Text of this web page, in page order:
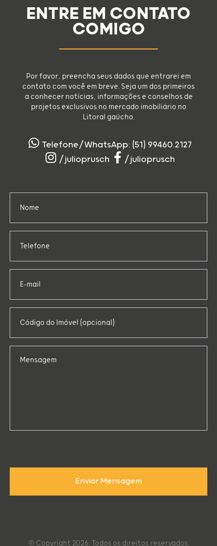
ENTRE EM CONTATO
COMIGO
Por favor, preencha seus dados que entrarei em
contato com você em breve. Seja um dos primeiros
a conhecer notícias, informações e conselhos de
projetos exclusivos no mercado imobiliário no
Litoral gaúcho.
Telefone/WhatsApp: (51) 99460.2127
/julioprusch
/julioprusch
Enviar Mensagem
© Copyright 2026. Todos os direitos reservados.